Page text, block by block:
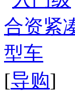
[导购]